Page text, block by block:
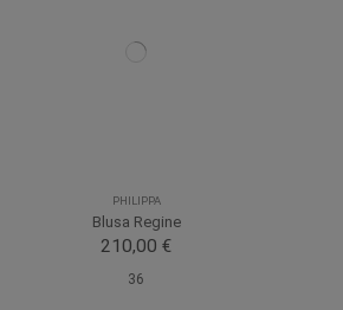
PHILIPPA
Blusa Regine
210,00 €
36